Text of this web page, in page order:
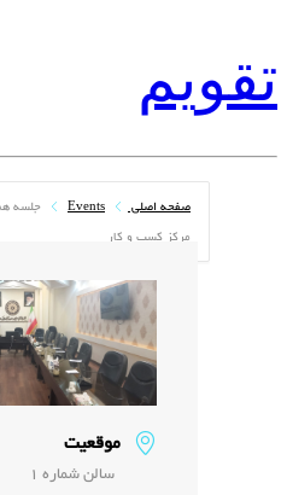
تقویم
صفحه اصلی Events جلسه
مرکز کسب و کار
موقعیت
سالن شماره 1